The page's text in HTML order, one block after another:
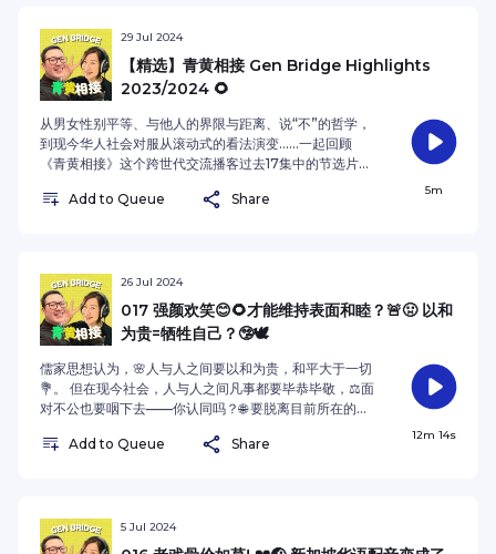
29 Jul 2024
【精选】青黄相接 Gen Bridge Highlights
2023/2024 🌻
从男女性别平等、与他人的界限与距离、说“不”的哲学，
到现今华人社会对服从滚动式的看法演变……一起回顾
《青黄相接》这个跨世代交流播客过去17集中的节选片段
equality, boundaries and distances with others, to
the 2nd, 9th and 15th episodes of the
intergenerational podcast Gen Bridge!See
omnystudio.com/listener for privacy information.
Add to Queue Share
5m
26 Jul 2024
017 强颜欢笑😊🌻才能维持表面和睦？🚨🤢 以和
为贵=牺牲自己？🤥🕊️
儒家思想认为，🌸人与人之间要以和为贵，和平大于一切
💐。 但在现今社会，人与人之间凡事都要毕恭毕敬，⚖️面
对不公也要咽下去——你认同吗？🌐 要脱离目前所在的群
omnystudio.com/listener for privacy information.
Add to Queue Share
12m 14s
5 Jul 2024